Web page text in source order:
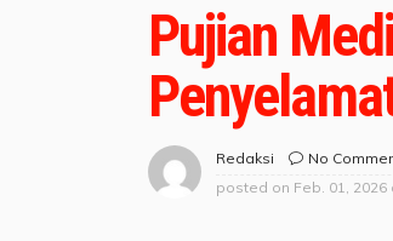
Pujian
Redaksi
No
posted on Feb. 01, 2026